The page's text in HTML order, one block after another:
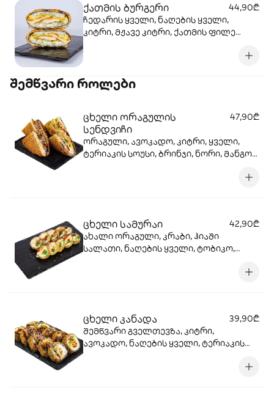
ქათმის ბურგერი
44,90₾
ჩედარის ყველი, ნაღების ყველი,
კიტრი, მჟავე კიტრი, ქათმის ფილე
სოუსი, სეზამი, ტერიაკის სოუსი, ბრინჯი,
შემწვარი როლები
ცხელი ორაგულის
სენდვიჩი
47,90₾
ორაგული, ავოკადო, კიტრი, ყველი,
ტერიაკის სოუსი, ბრინჯი, ნორი, მანგოს
ცხელი სამურაი
42,90₾
ახალი ორაგული, კრაბი, ჰიაში
სალათი, ნაღების ყველი, ტობიკო,
კიტრი, ბრინჯი, ნორი, ტემპურა, პანკო.
ცხელი კანადა
39,90₾
შემწვარი გველთევზა, კიტრი,
ავოკადო, ნაღების ყველი, ტერიაკის